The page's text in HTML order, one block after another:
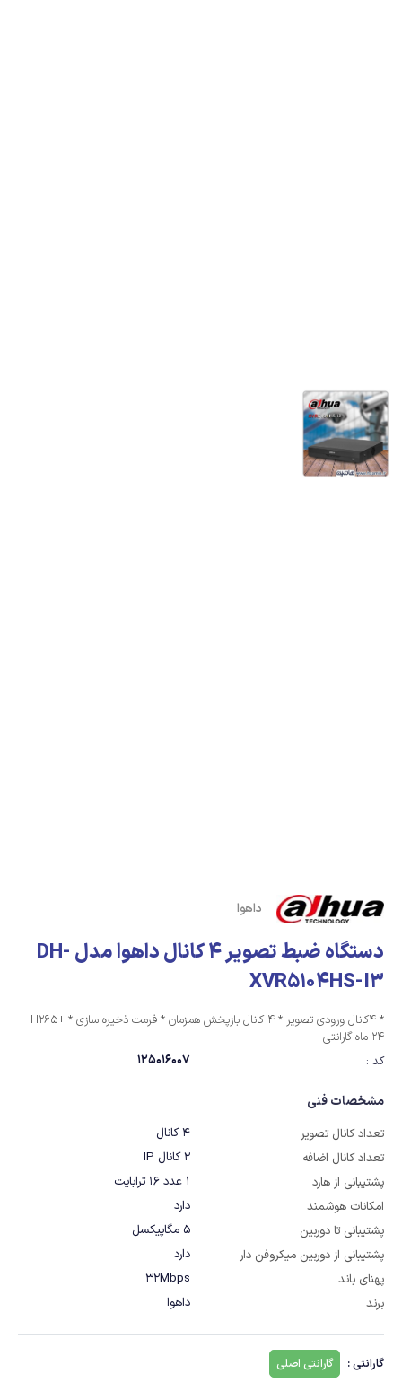
داهوا
دستگاه ضبط تصویر 4 کانال داهوا مدل DH-
XVR5104HS-I3
* 4کانال ورودی تصویر * 4 کانال بازپخش همزمان * فرمت ذخیره سازی H265+ *
24 ماه گارانتی
کد :
125016007
مشخصات فنی
تعداد کانال تصویر
4 کانال
تعداد کانال اضافه
2 کانال IP
پشتیبانی از هارد
1 عدد 16 ترابایت
امکانات هوشمند
دارد
پشتیبانی تا دوربین
5 مگاپیکسل
پشتیبانی از دوربین میکروفن دار
دارد
پهنای باند
32Mbps
برند
داهوا
گارانتی : گارانتی اصلی